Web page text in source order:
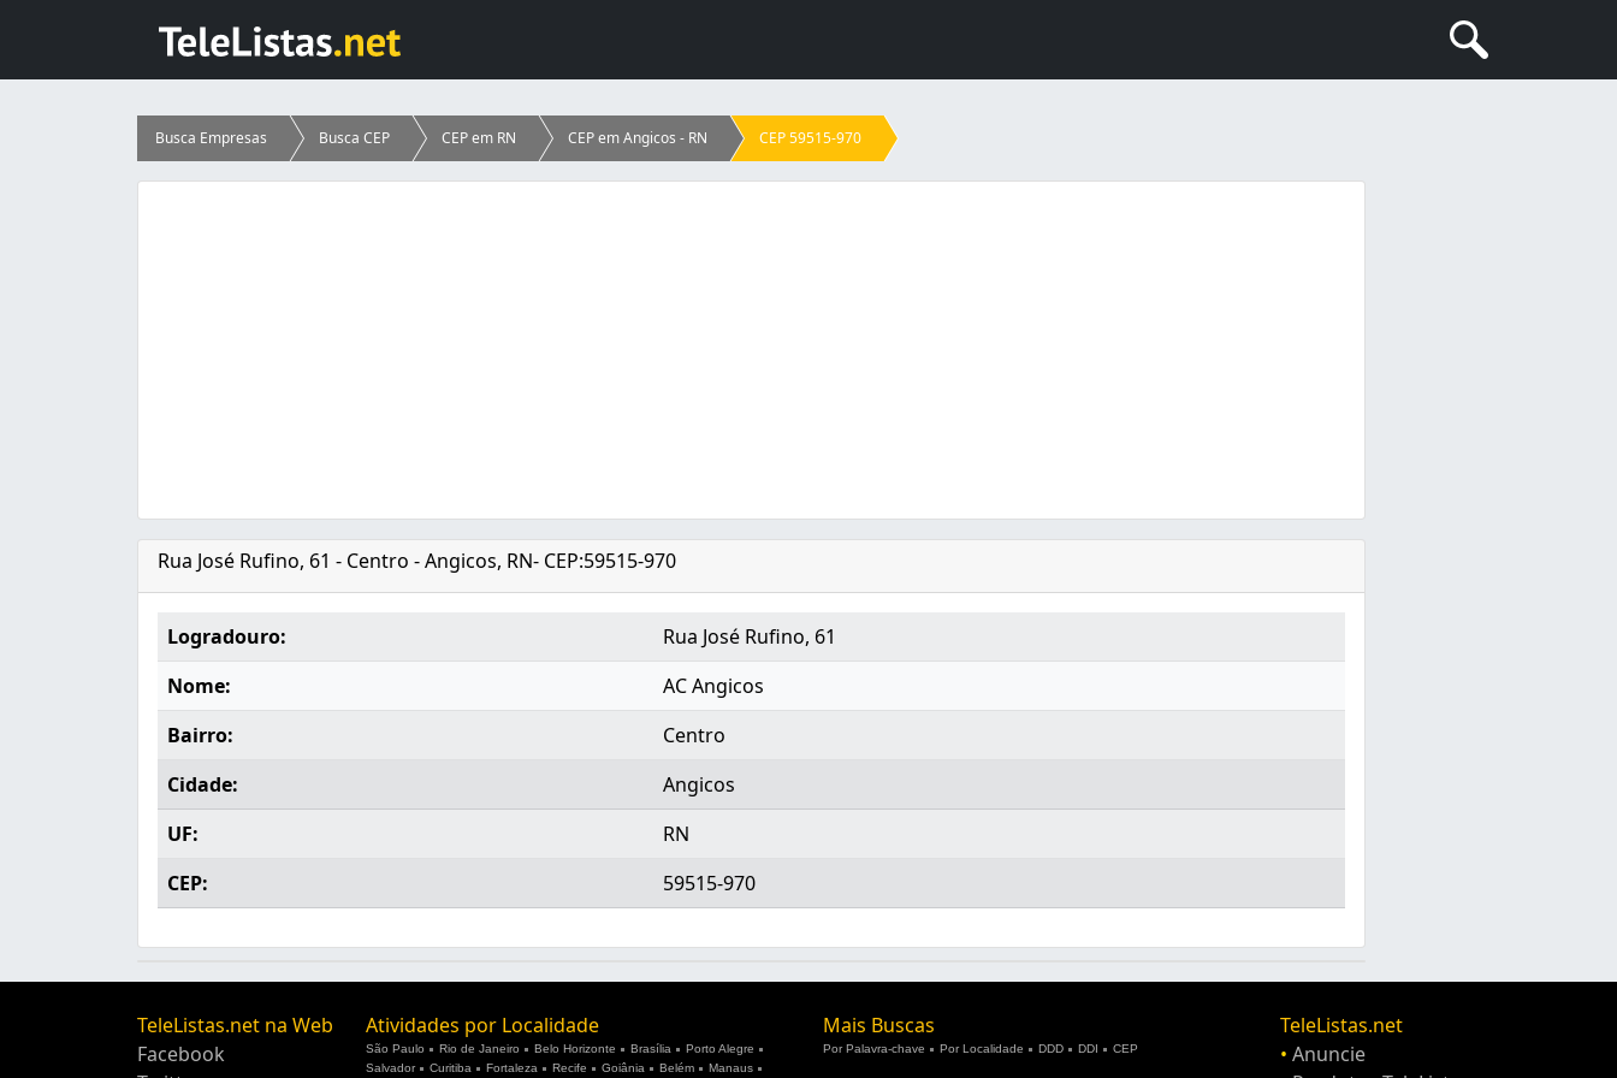
Busca Empresas Busca CEP CEP em RN CEP em Angicos - RN CEP 59515-970
Rua José Rufino, 61 - Centro - Angicos, RN- CEP:59515-970
Logradouro:
Rua José Rufino, 61
Nome:
AC Angicos
Bairro:
Centro
Cidade:
Angicos
UF:
RN
CEP:
59515-970
TeleListas.net na Web
Facebook
Atividades por Localidade
São Paulo Rio de Janeiro Belo Horizonte Brasília
Porto Alegre
Salvador
Curitiba Fortaleza Recife Goiânia Belém Manaus
Mais Buscas
Por Palavra-chave Por Localidade DDD DDI CEP
TeleListas.net
• Anuncie